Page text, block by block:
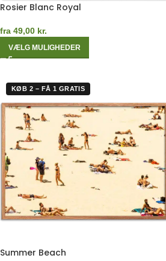
Rosier Blanc Royal
fra 49,00 kr.
VÆLG MULIGHEDER
KØB 2 – FÅ 1 GRATIS
Summer Beach